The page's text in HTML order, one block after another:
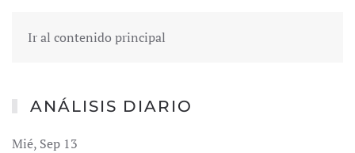
Ir al contenido principal
ANÁLISIS DIARIO
Mié, Sep 13